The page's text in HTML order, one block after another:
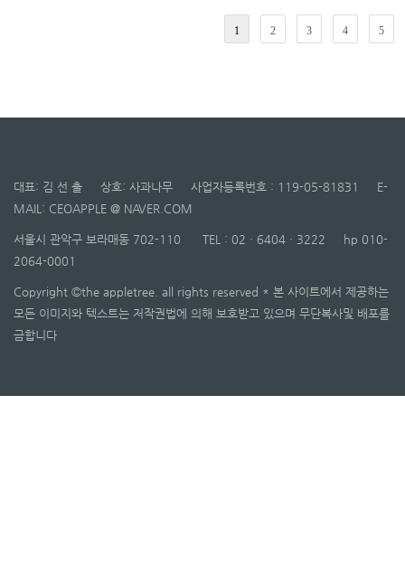
1 2 3 4 5
대표: 김 선 출 상호: 사과나무 사업자등록번호 : 119-05-81831 E-
MAIL: CEOAPPLE @ NAVER.COM
서울시 관악구 보라매동 702-110 TEL : 02ㆍ6404ㆍ3222 hp 010-
2064-0001
Copyright ©the appletree. all rights reserved * 본 사이트에서 제공하는
모든 이미지와 텍스트는 저작권법에 의해 보호받고 있으며 무단복사및 배포를
금합니다